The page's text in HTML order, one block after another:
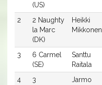
(US)
2
2 Naughty
la Marc
(DK)
Heikki
Mikkonen
3
6 Carmel
(SE)
Santtu
Raitala
4
3
Jarmo